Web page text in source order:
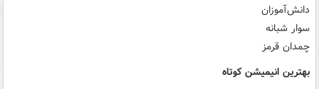
دانش‌آموزان
سوار شبانه
چمدان قرمز
بهترین انیمیشن کوتاه